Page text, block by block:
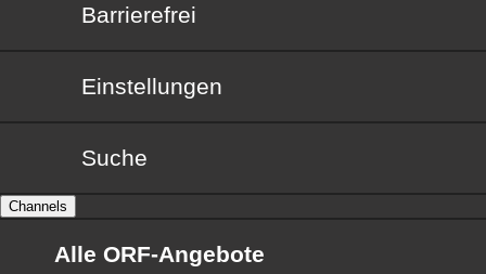
Barrierefrei
Barrierefrei
Einstellungen
Suche
Channels
Alle ORF-Angebote